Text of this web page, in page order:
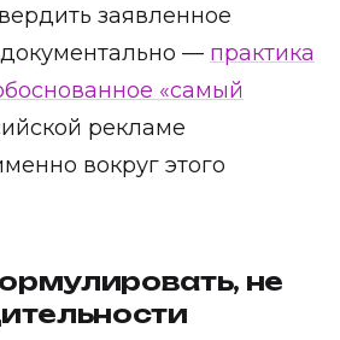
заявленное
— практика
«самый
рекламе
вокруг этого
не